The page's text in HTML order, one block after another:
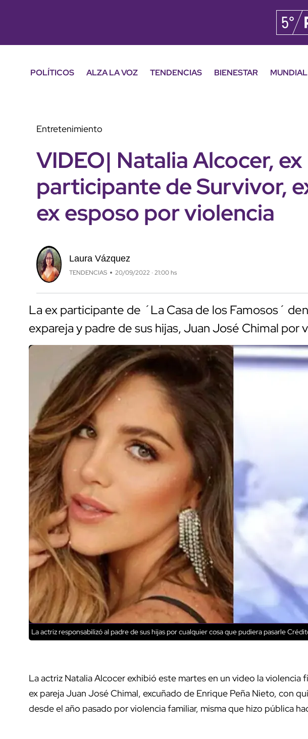
POLÍTICOS ALZA LA VOZ TENDENCIAS BIENESTAR
Entretenimiento
VIDEO| Natalia Alcocer, ex
participante de Survivor,
ex esposo por violencia
Laura Vázquez
TENDENCIAS 20/09/2022 · 21:00 hs
La ex participante de ´La Casa de los Famosos´
expareja y padre de sus hijas, Juan José Chimal por
La actriz responsabilizó al padre de sus hijas por cualquier cosa que pudiera pasarle
La actriz Natalia Alcocer exhibió este martes en un video la violencia
ex pareja Juan José Chimal, excuñado de Enrique Peña Nieto, con
desde el año pasado por violencia familiar, misma que hizo pública